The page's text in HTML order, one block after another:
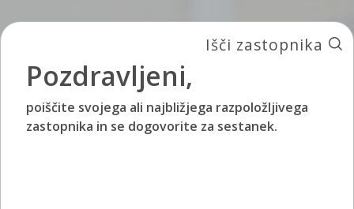
Išči zastopnika
Pozdravljeni,
poiščite svojega ali najbližjega razpoložljivega
zastopnika in se dogovorite za sestanek.